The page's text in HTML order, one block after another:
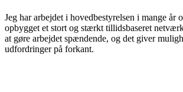
Jeg har arbejdet i hovedbestyrelsen i mange år
opbygget et stort og stærkt tillidsbaseret
at gøre arbejdet spændende, og det giver
udfordringer på forkant.